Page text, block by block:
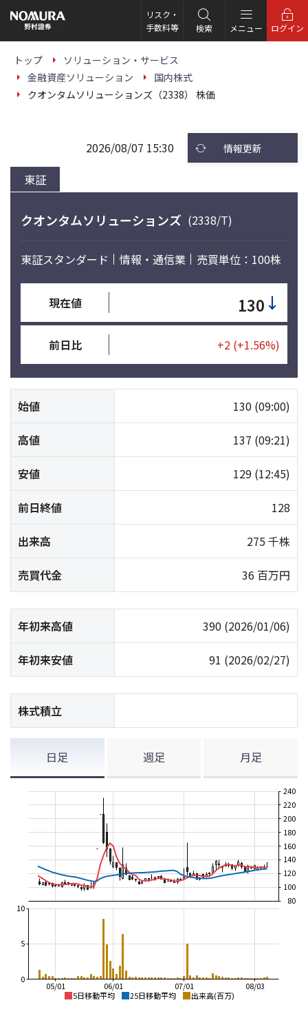
の
ー
リスク・
手数料等
検索 メニュー ログイン
トップ
ソリューション・サービス
金融資産ソリューション
国内株式
クオンタムソリューションズ（2338） 株価
東証
2026/08/07 15:30 情報更新
クオンタムソリューションズ (2338/T)
東証スタンダード 情報・通信業 売買単位：100株
現在値 130 ↓
前日比 +2 (+1.56%)
始値 130 (09:00)
高値 137 (09:21)
安値 129 (12:45)
前日終値 128
出来高 275 千株
売買代金 36 百万円
年初来高値 390 (2026/01/06)
年初来安値 91 (2026/02/27)
株式積立
日足 週足 月足
5日移動平均 25日移動平均 出来高(百万)
08/03
07/01
06/01
05/01
80
100
120
140
160
180
200
220
240
0
5
10